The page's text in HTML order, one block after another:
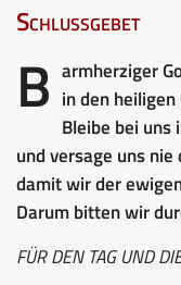
Schlussgebet
B armherziger
in den
Bleibe bei uns
und versage uns nie
damit wir der
Darum bitten wir
FÜR DEN TAG UND